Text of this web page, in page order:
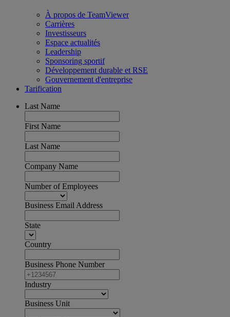
À propos de TeamViewer
Carrières
Investisseurs
Espace actualités
Leadership
Sponsoring sportif
Développement durable et RSE
Gouvernement d'entreprise
Tarification
Last Name
First Name
Last Name
Company Name
Number of Employees
Business Email Address
State
Country
Business Phone Number
Industry
Business Unit